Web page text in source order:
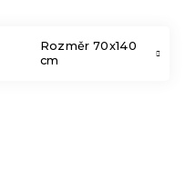
Rozměr 70x140
cm